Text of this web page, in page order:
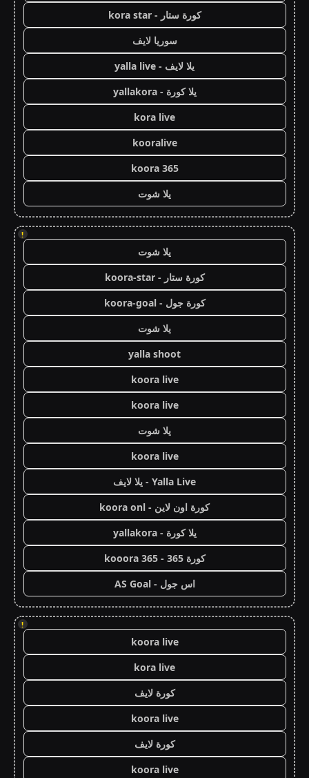
كورة ستار - kora star
سوريا لايف
يلا لايف - yalla live
يلا كورة - yallakora
kora live
kooralive
koora 365
يلا شوت
!
يلا شوت
كورة ستار - koora-star
كورة جول - koora-goal
يلا شوت
yalla shoot
koora live
koora live
يلا شوت
koora live
Yalla Live - يلا لايف
كورة اون لاين - koora onl
يلا كورة - yallakora
كورة 365 - kooora 365
اس جول - AS Goal
!
koora live
kora live
كورة لايف
koora live
كورة لايف
koora live